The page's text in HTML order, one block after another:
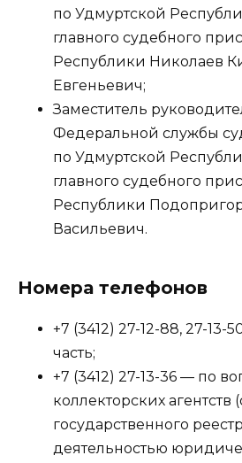
по Удмуртской
главного судебного
Республики Николаев
Евгеньевич;
Заместитель
Федеральной службы
по Удмуртской
главного судебного
Республики
Васильевич.
Номера телефонов
+7 (3412) 27-12-88, 27-
часть;
+7 (3412) 27-13-36 — по
коллекторских агентств
государственного
деятельностью